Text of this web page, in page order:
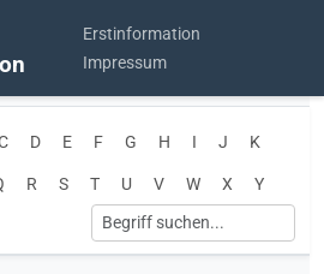
Erstinformation
Impressum
D E F G H I J K
R S T U V W X
Y